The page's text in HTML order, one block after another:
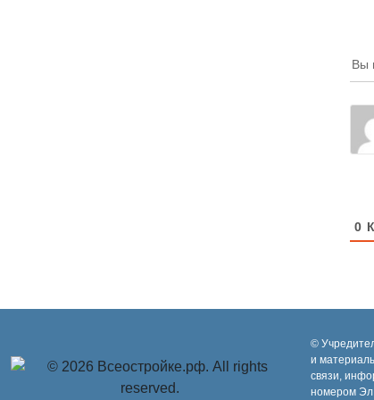
Вы
0
©
и
связи,
номером Эл